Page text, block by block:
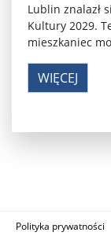
Lublin znalazł
Kultury 2029.
mieszkaniec
WIĘCEJ
Polityka prywatności